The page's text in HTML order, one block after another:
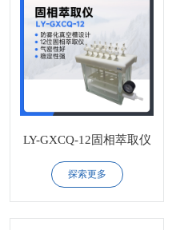
LY-GXCQ-12固相萃取仪
探索更多